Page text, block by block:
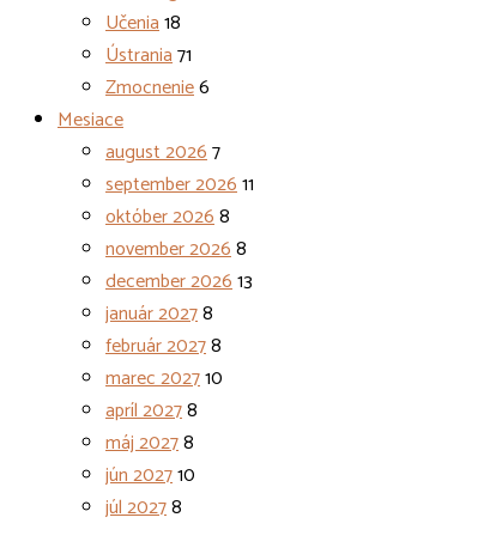
Učenia18
Ústrania71
Zmocnenie6
Mesiace
august 20267
september 202611
október 20268
november 20268
december 202613
január 20278
február 20278
marec 202710
apríl 20278
máj 20278
jún 202710
júl 20278